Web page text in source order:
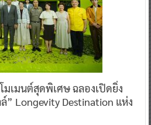
เมนต์สุดพิเศษ ฉลองเปิดยิ่ง
Longevity Destination แห่ง